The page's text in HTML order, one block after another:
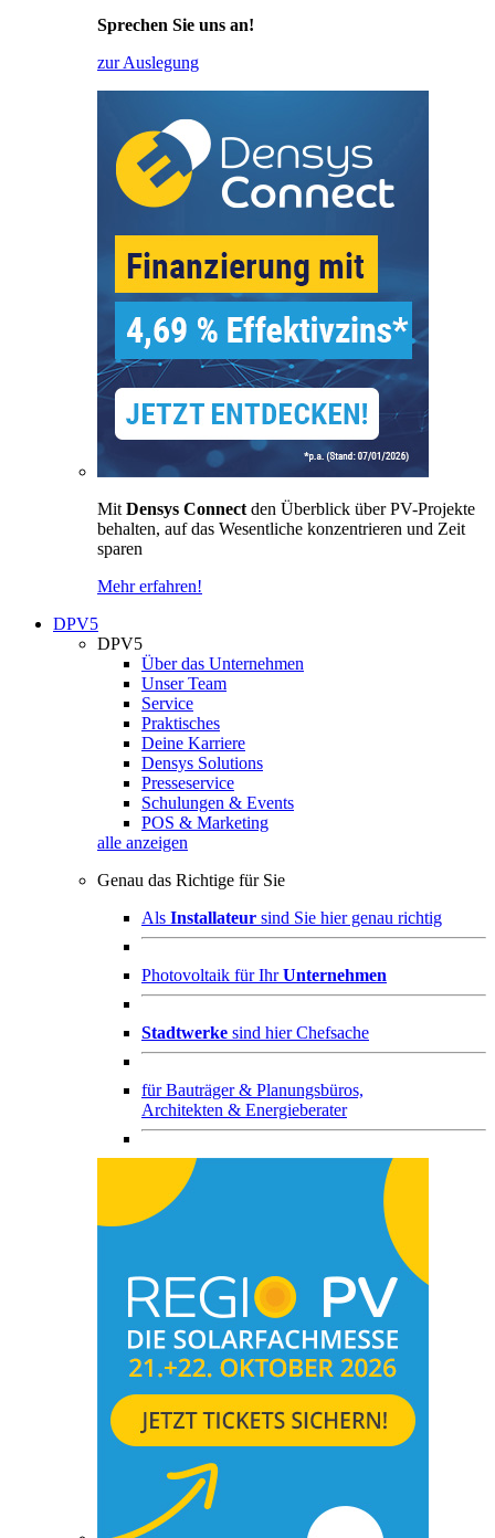
Sprechen Sie uns an!
zur Auslegung
Mit Densys Connect den Überblick über PV-Projekte
behalten, auf das Wesentliche konzentrieren und Zeit
sparen
Mehr erfahren!
DPV5
DPV5
Über das Unternehmen
Unser Team
Service
Praktisches
Deine Karriere
Densys Solutions
Presseservice
Schulungen & Events
POS & Marketing
alle anzeigen
Genau das Richtige für Sie
Als Installateur sind Sie hier genau richtig
Photovoltaik für IhrUnternehmen
Stadtwerke sind hier Chefsache
fürBauträger & Planungsbüros,
Architekten & Energieberater